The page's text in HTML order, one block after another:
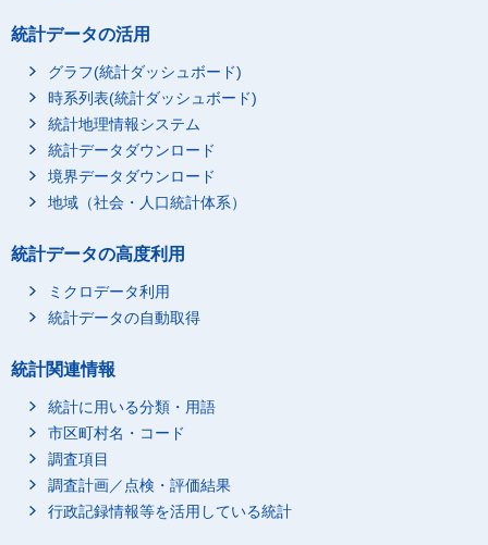
統計データの活用
グラフ(統計ダッシュボード)
時系列表(統計ダッシュボード)
統計地理情報システム
統計データダウンロード
境界データダウンロード
地域（社会・人口統計体系）
統計データの高度利用
ミクロデータ利用
統計データの自動取得
統計関連情報
統計に用いる分類・用語
市区町村名・コード
調査項目
調査計画／点検・評価結果
行政記録情報等を活用している統計